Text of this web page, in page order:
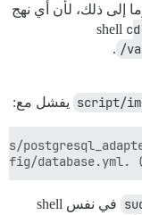
إلى ذلك، لأن أي نهج
cd
/
.
script/ يفشل مع:
في نفس shell